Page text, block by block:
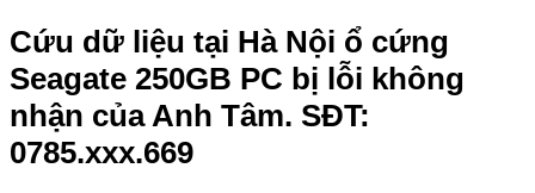
Cứu dữ liệu tại Hà Nội ổ cứng
Seagate 250GB PC bị lỗi không
nhận của Anh Tâm. SĐT:
0785.xxx.669